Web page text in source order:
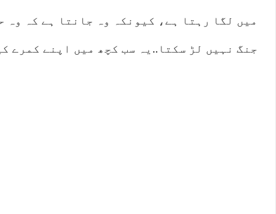
میں لگا رہتا ہے، کیونکہ وہ جانتا ہے کہ وہ
جنگ نہیں لڑ سکتا..یہ سب کچھ میں اپنے کمرے